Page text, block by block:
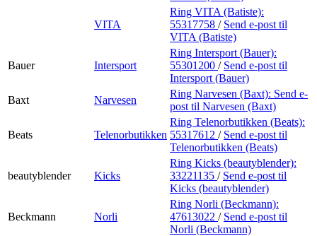
VITA
Ring VITA (Batiste):
55317758 / Send e-post til
VITA (Batiste)
Bauer Intersport
Ring Intersport (Bauer):
55301200 / Send e-post til
Intersport (Bauer)
Baxt
Narvesen
Ring Narvesen (Baxt): Send e-
post til Narvesen (Baxt)
Beats Telenorbutikken
Ring Telenorbutikken (Beats):
55317612 / Send e-post til
Telenorbutikken (Beats)
beautyblender Kicks
Ring Kicks (beautyblender):
33221135 / Send e-post til
Kicks (beautyblender)
Beckmann Norli
Ring Norli (Beckmann):
47613022 / Send e-post til
Norli (Beckmann)